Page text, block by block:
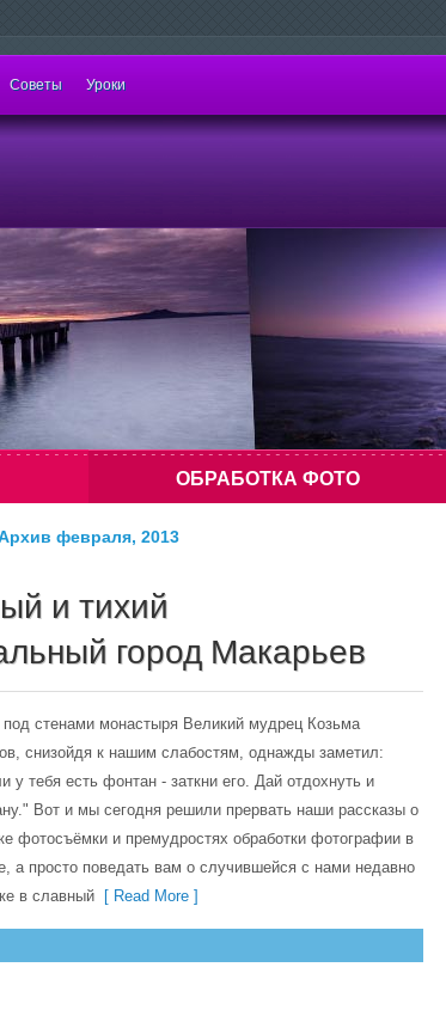
Советы Уроки
весь
это
кадр
ОБРАБОТКА ФОТО
Напоминание: хочешь красивый результат —
записывай шаги! Начав работать со снимком
КОПИЕЙ! Почаще сохраняй результат,
особенно после сложных операций.
февраля, 2013
и тихий
город Макарьев
под стенами монастыря Великий мудрец Козьма
снизойдя к нашим слабостям, однажды заметил:
у тебя есть фонтан - заткни его. Дай отдохнуть и
Вот и мы сегодня решили прервать наши рассказы о
фотосъёмки и премудростях обработки фотографии в
а просто поведать вам о случившейся с нами недавно
в славный [ Read More ]